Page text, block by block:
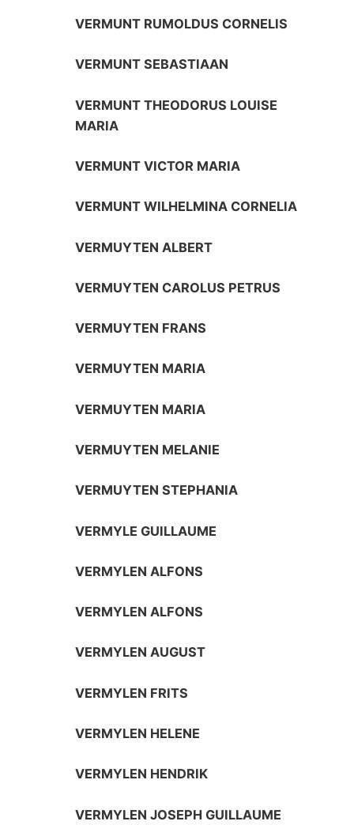
VERMUNT RUMOLDUS CORNELIS
VERMUNT SEBASTIAAN
VERMUNT THEODORUS LOUISE
MARIA
VERMUNT VICTOR MARIA
VERMUNT WILHELMINA CORNELIA
VERMUYTEN ALBERT
VERMUYTEN CAROLUS PETRUS
VERMUYTEN FRANS
VERMUYTEN MARIA
VERMUYTEN MARIA
VERMUYTEN MELANIE
VERMUYTEN STEPHANIA
VERMYLE GUILLAUME
VERMYLEN ALFONS
VERMYLEN ALFONS
VERMYLEN AUGUST
VERMYLEN FRITS
VERMYLEN HELENE
VERMYLEN HENDRIK
VERMYLEN JOSEPH GUILLAUME